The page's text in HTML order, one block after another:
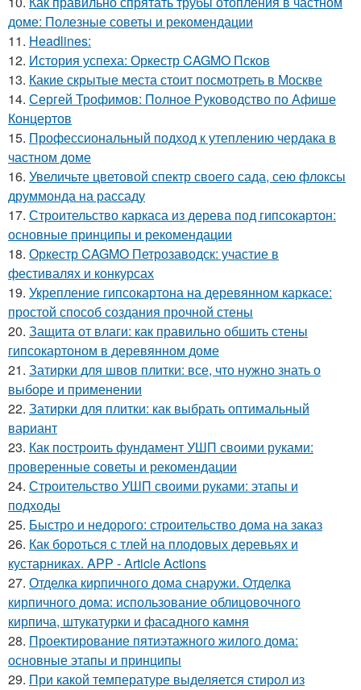
доме: Полезные советы и рекомендации
11. Headlines:
12. История успеха: Оркестр CAGMO Псков
13. Какие скрытые места стоит посмотреть в Москве
14. Сергей Трофимов: Полное Руководство по Афише
Концертов
15. Профессиональный подход к утеплению чердака в
частном доме
16. Увеличьте цветовой спектр своего сада, сею флоксы
друммонда на рассаду
17. Строительство каркаса из дерева под гипсокартон:
основные принципы и рекомендации
18. Оркестр CAGMO Петрозаводск: участие в
фестивалях и конкурсах
19. Укрепление гипсокартона на деревянном каркасе:
простой способ создания прочной стены
20. Защита от влаги: как правильно обшить стены
гипсокартоном в деревянном доме
21. Затирки для швов плитки: все, что нужно знать о
выборе и применении
22. Затирки для плитки: как выбрать оптимальный
вариант
23. Как построить фундамент УШП своими руками:
проверенные советы и рекомендации
24. Строительство УШП своими руками: этапы и
подходы
25. Быстро и недорого: строительство дома на заказ
26. Как бороться с тлей на плодовых деревьях и
кустарниках. APP - Article Actions
27. Отделка кирпичного дома снаружи. Отделка
кирпичного дома: использование облицовочного
кирпича, штукатурки и фасадного камня
28. Проектирование пятиэтажного жилого дома:
основные этапы и принципы
29. При какой температуре выделяется стирол из